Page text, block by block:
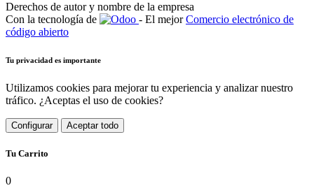
Derechos de autor y nombre de la empresa
Con la tecnología de
- El mejorComercio electrónico de
código abierto
Tu privacidad es importante
Utilizamos cookies para mejorar tu experiencia y analizar nuestro
tráfico. ¿Aceptas el uso de cookies?
Configurar Aceptar todo
Tu Carrito
0